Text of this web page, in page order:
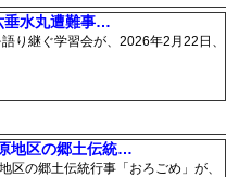
垂水丸遭難事…
り継ぐ学習会が、2026年2月22日、
地区の郷土伝統…
の郷土伝統行事「おろごめ」が、